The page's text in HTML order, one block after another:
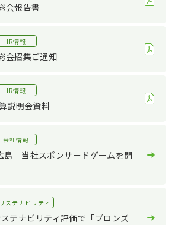
2011
会報告書
IR情報
会招集ご通知
IR情報
説明会資料
会社情報
島 当社スポンサードゲームを開
サステナビリティ
テナビリティ評価で「ブロンズ